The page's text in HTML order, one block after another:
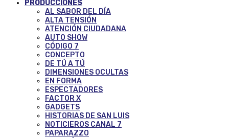
PRODUCCIONES
AL SABOR DEL DÍA
ALTA TENSIÓN
ATENCIÓN CIUDADANA
AUTO SHOW
CÓDIGO 7
CONCEPTO
DE TÚ A TÚ
DIMENSIONES OCULTAS
EN FORMA
ESPECTADORES
FACTOR X
GADGETS
HISTORIAS DE SAN LUIS
NOTICIEROS CANAL 7
PAPARAZZO